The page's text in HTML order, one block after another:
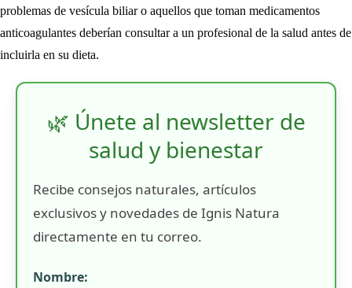
problemas de vesícula biliar o aquellos que toman medicamentos
anticoagulantes deberían consultar a un profesional de la salud antes de
incluirla en su dieta.
🌿 Únete al newsletter de
salud y bienestar
Recibe consejos naturales, artículos
exclusivos y novedades de Ignis Natura
directamente en tu correo.
Nombre: